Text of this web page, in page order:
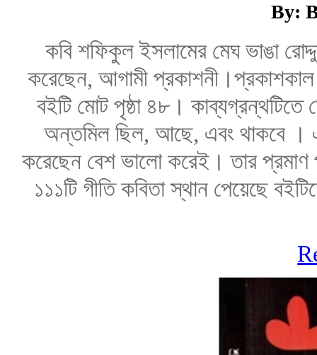
By:
কবি শফিকুল ইসলামের মেঘ ভাঙা
করেছেন, আগামী
বইটি মোট পৃষ্ঠা ৪৮। কাব্যগ্রন্থটিতে
অন্তমিল ছিল, আছে, এবং থাকবে ।
করেছেন বেশ ভালো করেই। তার প্রমাণ
১১১টি গীতি কবিতা স্থান পেয়েছে